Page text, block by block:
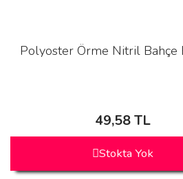
Polyoster Örme Nitril Bahçe
49,58 TL
Stokta Yok